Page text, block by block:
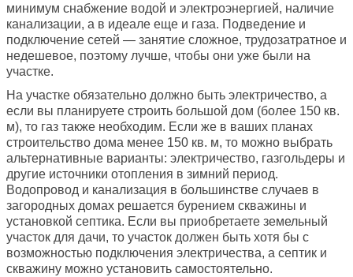
минимум снабжение водой и электроэнергией, наличие
канализации, а в идеале еще и газа. Подведение и
подключение сетей — занятие сложное, трудозатратное и
недешевое, поэтому лучше, чтобы они уже были на
участке.
На участке обязательно должно быть электричество, а
если вы планируете строить большой дом (более 150 кв.
м), то газ также необходим. Если же в ваших планах
строительство дома менее 150 кв. м, то можно выбрать
альтернативные варианты: электричество, газгольдеры и
другие источники отопления в зимний период.
Водопровод и канализация в большинстве случаев в
загородных домах решается бурением скважины и
установкой септика. Если вы приобретаете земельный
участок для дачи, то участок должен быть хотя бы с
возможностью подключения электричества, а септик и
скважину можно установить самостоятельно.